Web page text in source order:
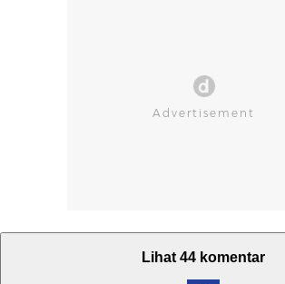
Lihat 44 komentar